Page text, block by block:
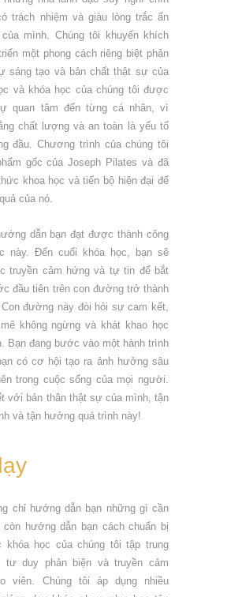
trách nhiệm và giàu lòng trắc ẩn
mình. Chúng tôi khuyến khích
một phong cách riêng biệt phản
sáng tạo và bản chất thật sự của
và khóa học của chúng tôi được
quan tâm đến từng cá nhân, vì
chất lượng và an toàn là yếu tố
đầu. Chương trình của chúng tôi
gốc của Joseph Pilates và đã
khoa học và tiến bộ hiện đại để
của nó.
dẫn bạn đạt được thành công
này. Đến cuối khóa học, bạn sẽ
truyền cảm hứng và tự tin để bắt
đầu tiên trên con đường trở thành
đường này đòi hỏi sự cam kết,
không ngừng và khát khao học
Bạn đang bước vào một hành trình
có cơ hội tạo ra ảnh hưởng sâu
trong cuộc sống của mọi người.
với bản thân thật sự của mình, tận
và tận hưởng quá trình này!
chỉ hướng dẫn bạn những gì cần
còn hướng dẫn bạn cách chuẩn bị
khóa học của chúng tôi tập trung
tư duy phản biện và truyền cảm
viên. Chúng tôi áp dụng nhiều